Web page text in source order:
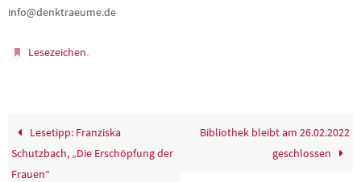
info@denktraeume.de
Lesezeichen.
Lesetipp: Franziska
Schutzbach, „Die Erschöpfung der
Frauen“
Bibliothek bleibt am 26.02.2022
geschlossen